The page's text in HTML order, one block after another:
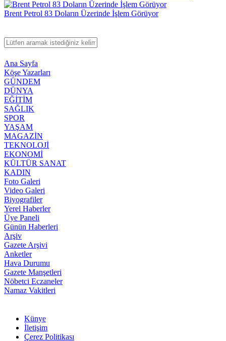
Brent Petrol 83 Doların Üzerinde İşlem Görüyor
Ana Sayfa
Köşe Yazarları
GÜNDEM
DÜNYA
EĞİTİM
SAĞLIK
SPOR
YAŞAM
MAGAZİN
TEKNOLOJİ
EKONOMİ
KÜLTÜR SANAT
KADIN
Foto Galeri
Video Galeri
Biyografiler
Yerel Haberler
Üye Paneli
Günün Haberleri
Arşiv
Gazete Arşivi
Anketler
Hava Durumu
Gazete Manşetleri
Nöbetci Eczaneler
Namaz Vakitleri
Künye
İletişim
Çerez Politikası